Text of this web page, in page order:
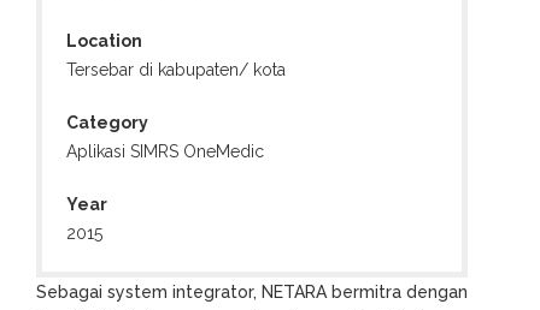
Location
Tersebar di kabupaten/ kota
Category
Aplikasi SIMRS OneMedic
Year
2015
Sebagai system integrator, NETARA bermitra dengan